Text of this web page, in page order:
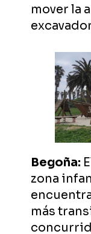
mover la
Begoña:
zona
más